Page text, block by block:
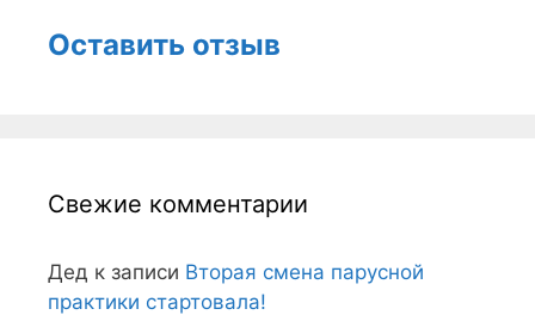
Оставить отзыв
Свежие комментарии
Дед к записи Вторая смена парусной
практики стартовала!